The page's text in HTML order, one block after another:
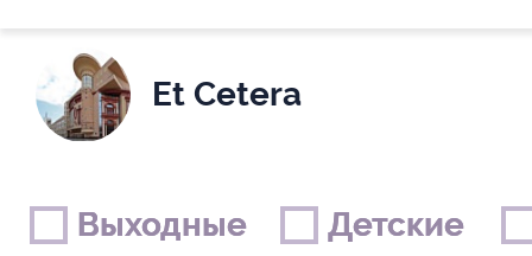
Et Cetera
Выходные
Выходные Детские
Детские